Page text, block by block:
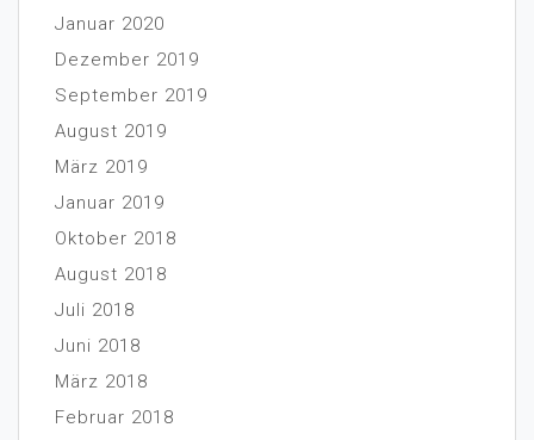
Januar 2020
Dezember 2019
September 2019
August 2019
März 2019
Januar 2019
Oktober 2018
August 2018
Juli 2018
Juni 2018
März 2018
Februar 2018